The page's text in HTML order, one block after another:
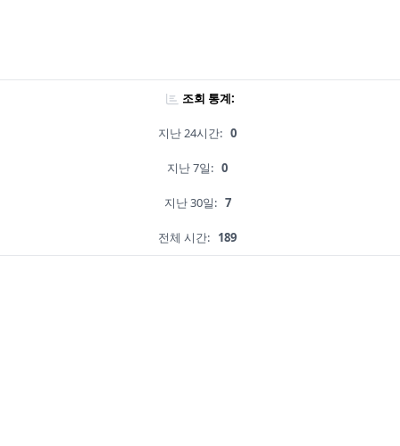
조회 통계:
지난 24시간: 0
지난 7일: 0
지난 30일: 7
전체 시간: 189